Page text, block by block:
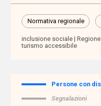
assistenza
scolastica
assistenza
assistenza
territoriale
Normativa regionale
inclusione sociale
turismo accessibile
Persone con
Segnalazioni